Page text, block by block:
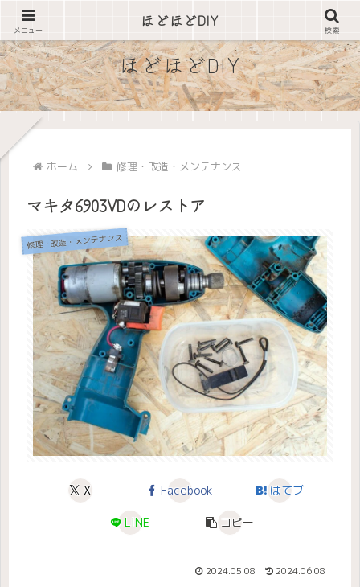
できそうな事は自分でやってみる
ほどほどDIY
ホーム 修理・改造・メンテナンス
マキタ6903VDのレストア
修理・改造・メンテナンス
X Facebook はてブ
LINE コピー
2024.05.08 2024.06.08
メニュー
ほどほどDIY
検索